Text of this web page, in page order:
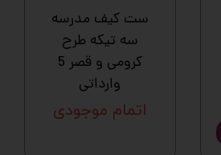
ست کیف مدرسه
سه تیکه طرح
کرومی و قصر 5
وارداتی
اتمام موجودی